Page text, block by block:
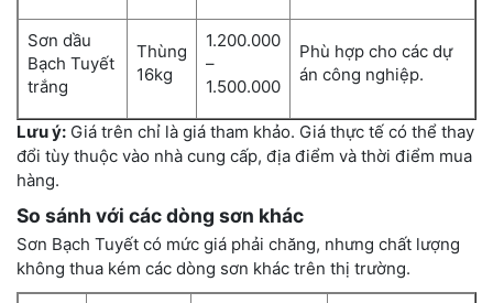
Sơn dầu
Bạch Tuyết
trắng
Thùng
16kg
1.200.000
–
1.500.000
Phù hợp cho các dự
án công nghiệp.
Lưu ý: Giá trên chỉ là giá tham khảo. Giá thực tế có thể thay
đổi tùy thuộc vào nhà cung cấp, địa điểm và thời điểm mua
hàng.
So sánh với các dòng sơn khác
Sơn Bạch Tuyết có mức giá phải chăng, nhưng chất lượng
không thua kém các dòng sơn khác trên thị trường.